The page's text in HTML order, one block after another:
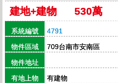
建地+建物 530萬
系統編號
4791
物件區域
709台南市安南區
物件地址
有地上物
有建物